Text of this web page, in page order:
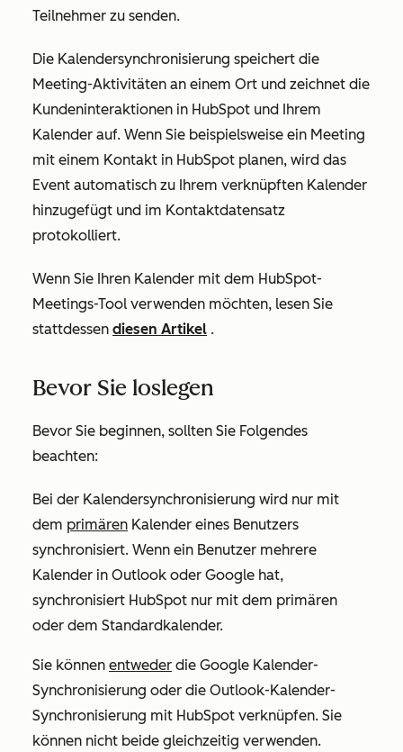
Teilnehmer zu senden.
Die Kalendersynchronisierung speichert die
Meeting-Aktivitäten an einem Ort und zeichnet die
Kundeninteraktionen in HubSpot und Ihrem
Kalender auf. Wenn Sie beispielsweise ein Meeting
mit einem Kontakt in HubSpot planen, wird das
Event automatisch zu Ihrem verknüpften Kalender
hinzugefügt und im Kontaktdatensatz
protokolliert.
Wenn Sie Ihren Kalender mit dem HubSpot-
Meetings-Tool verwenden möchten, lesen Sie
stattdessen diesen Artikel .
Bevor Sie loslegen
Bevor Sie beginnen, sollten Sie Folgendes
beachten:
Bei der Kalendersynchronisierung wird nur mit
dem primären Kalender eines Benutzers
synchronisiert. Wenn ein Benutzer mehrere
Kalender in Outlook oder Google hat,
synchronisiert HubSpot nur mit dem primären
oder dem Standardkalender.
Sie können entweder die Google Kalender-
Synchronisierung oder die Outlook-Kalender-
Synchronisierung mit HubSpot verknüpfen. Sie
können nicht beide gleichzeitig verwenden.